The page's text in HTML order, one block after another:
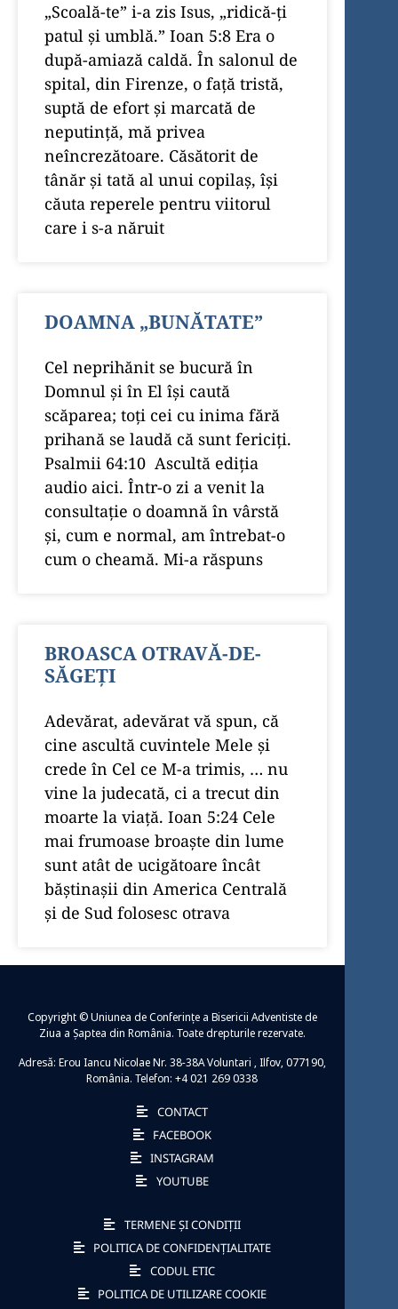
„Scoală-te” i-a zis Isus, „ridică-ți
patul și umblă.” Ioan 5:8 Era o
după-amiază caldă. În salonul de
spital, din Firenze, o față tristă,
suptă de efort și marcată de
neputință, mă privea
neîncrezătoare. Căsătorit de
tânăr și tată al unui copilaș, își
căuta reperele pentru viitorul
care i s-a năruit
DOAMNA „BUNĂTATE”
Cel neprihănit se bucură în
Domnul și în El își caută
scăparea; toți cei cu inima fără
prihană se laudă că sunt fericiți.
Psalmii 64:10 Ascultă ediția
audio aici. Într-o zi a venit la
consultație o doamnă în vârstă
și, cum e normal, am întrebat-o
cum o cheamă. Mi-a răspuns
BROASCA OTRAVĂ-DE-
SĂGEŢI
Adevărat, adevărat vă spun, că
cine ascultă cuvintele Mele şi
crede în Cel ce M-a trimis, … nu
vine la judecată, ci a trecut din
moarte la viaţă. Ioan 5:24 Cele
mai frumoase broaşte din lume
sunt atât de ucigătoare încât
băștinașii din America Centrală
şi de Sud folosesc otrava
Copyright © Uniunea de Conferințe a Bisericii Adventiste de
Ziua a Șaptea din România. Toate drepturile rezervate.
Adresă: Erou Iancu Nicolae Nr. 38-38A Voluntari , Ilfov, 077190,
România. Telefon: +4 021 269 0338
CONTACT
FACEBOOK
INSTAGRAM
YOUTUBE
TERMENE ȘI CONDIȚII
POLITICA DE CONFIDENȚIALITATE
CODUL ETIC
POLITICA DE UTILIZARE COOKIE